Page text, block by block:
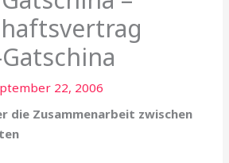
22, 2006
die Zusammenarbeit zwischen